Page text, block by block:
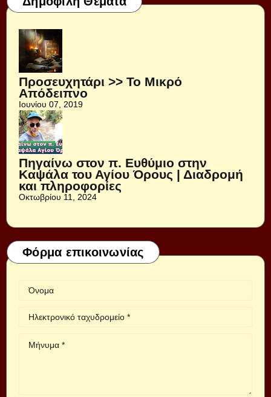
Προσευχητάρι >> Το Μικρό
Απόδειπνο
Ιουνίου 07, 2019
Πηγαίνω στον π. Ευθύμιο στην
Καψάλα του Αγίου Όρους | Διαδρομή
και πληροφορίες
Οκτωβρίου 11, 2024
Φόρμα επικοινωνίας